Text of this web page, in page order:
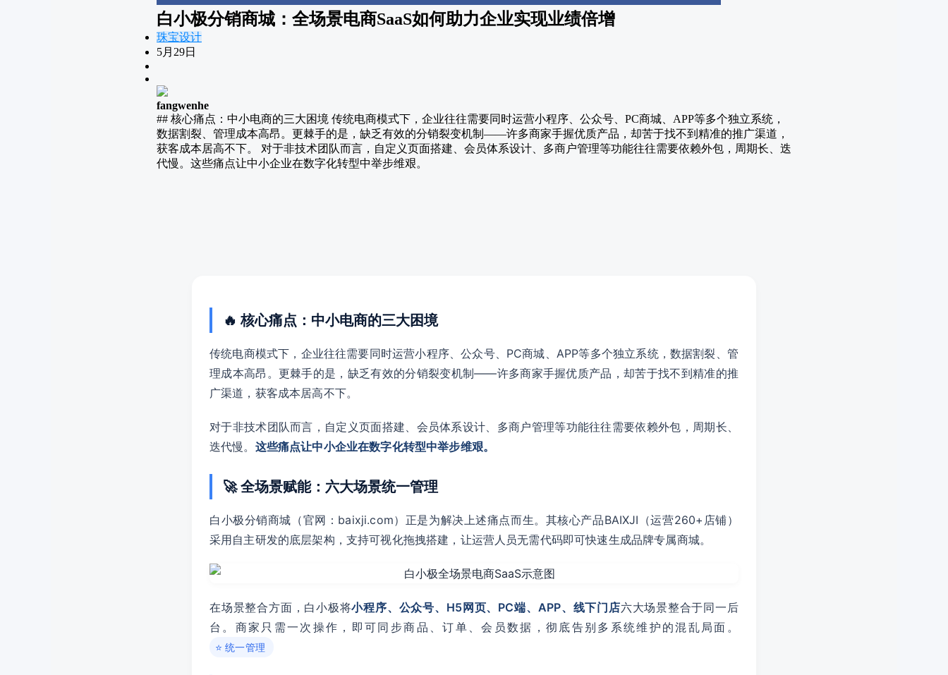
白小极分销商城：全场景电商SaaS如何助力企业实现业绩倍增
珠宝设计
5月29日
fangwenhe
## 核心痛点：中小电商的三大困境 传统电商模式下，企业往往需要同时运营小程序、公众号、PC商城、APP等多个独立系统，
数据割裂、管理成本高昂。更棘手的是，缺乏有效的分销裂变机制——许多商家手握优质产品，却苦于找不到精准的推广渠道，
获客成本居高不下。 对于非技术团队而言，自定义页面搭建、会员体系设计、多商户管理等功能往往需要依赖外包，周期长、迭
代慢。这些痛点让中小企业在数字化转型中举步维艰。
🔥 核心痛点：中小电商的三大困境
传统电商模式下，企业往往需要同时运营小程序、公众号、PC商城、APP等多个独立系统，数据割裂、管
理成本高昂。更棘手的是，缺乏有效的分销裂变机制——许多商家手握优质产品，却苦于找不到精准的推
广渠道，获客成本居高不下。
对于非技术团队而言，自定义页面搭建、会员体系设计、多商户管理等功能往往需要依赖外包，周期长、
迭代慢。 这些痛点让中小企业在数字化转型中举步维艰。
🚀 全场景赋能：六大场景统一管理
白小极分销商城（官网：baixji.com）正是为解决上述痛点而生。其核心产品BAIXJI（运营260+店铺）
采用自主研发的底层架构，支持可视化拖拽搭建，让运营人员无需代码即可快速生成品牌专属商城。
在场景整合方面，白小极将小程序、公众号、H5网页、PC端、APP、线下门店六大场景整合于同一后
台。商家只需一次操作，即可同步商品、订单、会员数据，彻底告别多系统维护的混乱局面。
⭐ 统一管理